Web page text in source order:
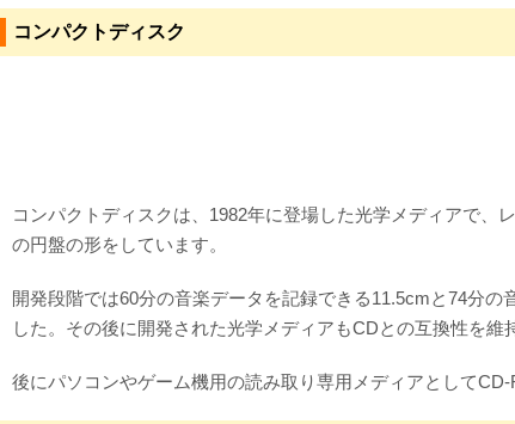
コンパクトディスク
コンパクトディスクは、1982年に登場した光学メディアで
の円盤の形をしています。
開発段階では60分の音楽データを記録できる11.5cmと74分
した。その後に開発された光学メディアもCDとの互換性を
後にパソコンやゲーム機用の読み取り専用メディアとして
対応メディア
プライバシーマーク認定
ISO27001(ISMS)認証